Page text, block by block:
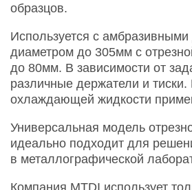
образцов.
Используется с амбразивными
диаметром до 305мм с
до 80мм. В зависимости от
различные держатели и тиски.
охлаждающей жидкости
Универсальная модель
идеально подходит для
в металлографической
Компания MTDI использует